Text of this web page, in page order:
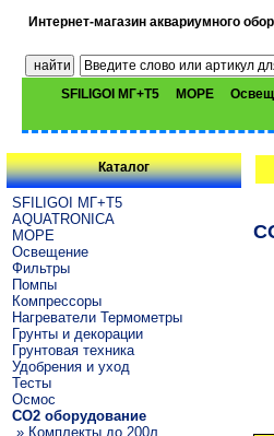
Интернет-магазин аквариумного
SFILIGOI МГ+Т5 МОРЕ
Каталог
SFILIGOI МГ+Т5
AQUATRONICA
МОРЕ
Освещение
Фильтры
Помпы
Компрессоры
Нагреватели Термометры
Грунты и декорации
Грунтовая техника
Удобрения и уход
Тесты
Осмос
CO2 оборудование
» Комплекты до 200л